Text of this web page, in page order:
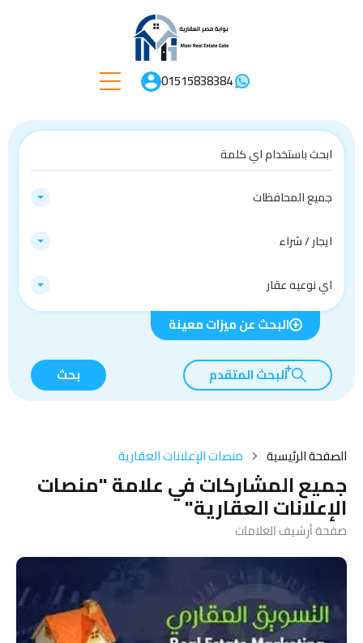
01515838384
جميع المحافظات
ايجار / شراء
اي نوعيه عقار
البحث عن ميزات معينة
البحث المتقدم بحث
الصفحة الرئيسية منصات الإعلانات العقارية
جميع المشاركات في علامة "منصات
الإعلانات العقارية"
صفحة أرشيف العلامات